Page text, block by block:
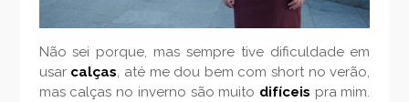
Não sei porque, mas sempre tive dificuldade em
usar calças, até me dou bem com short no verão,
mas calças no inverno são muito difíceis pra mim.